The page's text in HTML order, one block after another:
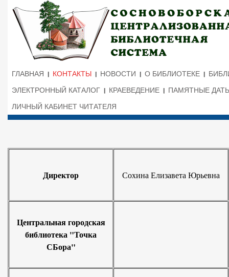
ГЛАВНАЯ КОНТАКТЫ НОВОСТИ О БИБЛИОТЕКЕ
ЭЛЕКТРОННЫЙ КАТАЛОГ
КРАЕВЕДЕНИЕ
ПАМЯТНЫЕ
ЛИЧНЫЙ КАБИНЕТ ЧИТАТЕЛЯ
Директор Сохина Елизавета Юрьевна
Центральная городская
библиотека "Точка
СБора"